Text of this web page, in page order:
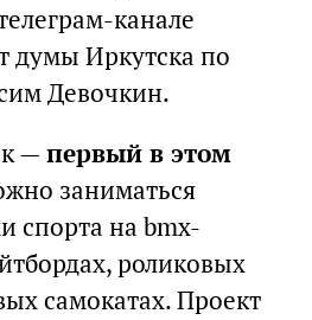
канале
думы Иркутска по
Девочкин.
—первый в этом
заниматься
спорта на bmx-
роликовых
самокатах.​ Проект